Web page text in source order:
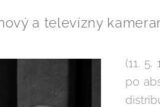
a televízny
(11.
po